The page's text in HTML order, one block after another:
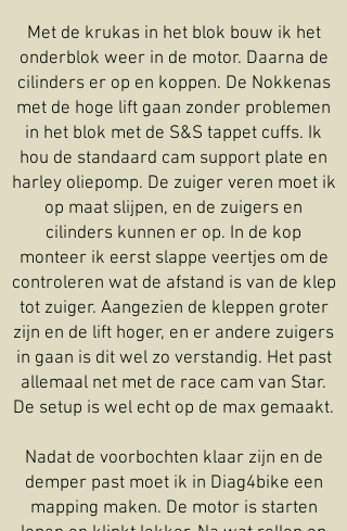
Met de krukas in het blok bouw ik het
onderblok weer in de motor. Daarna de
cilinders er op en koppen. De Nokkenas
met de hoge lift gaan zonder problemen
in het blok met de S&S tappet cuffs. Ik
hou de standaard cam support plate en
harley oliepomp. De zuiger veren moet ik
op maat slijpen, en de zuigers en
cilinders kunnen er op. In de kop
monteer ik eerst slappe veertjes om de
controleren wat de afstand is van de klep
tot zuiger. Aangezien de kleppen groter
zijn en de lift hoger, en er andere zuigers
in gaan is dit wel zo verstandig. Het past
allemaal net met de race cam van Star.
De setup is wel echt op de max gemaakt.
Nadat de voorbochten klaar zijn en de
demper past moet ik in Diag4bike een
mapping maken. De motor is starten